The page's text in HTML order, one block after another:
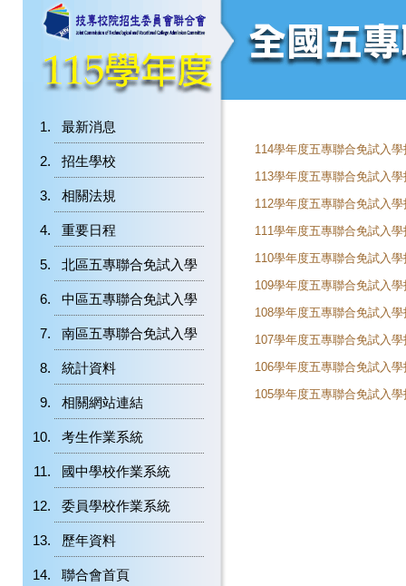
最新消息
招生學校
相關法規
重要日程
北區五專聯合免試入學
中區五專聯合免試入學
南區五專聯合免試入學
統計資料
相關網站連結
考生作業系統
國中學校作業系統
委員學校作業系統
歷年資料
聯合會首頁
114學年度五專聯合免試入
113學年度五專聯合免試入
112學年度五專聯合免試入
111學年度五專聯合免試入
110學年度五專聯合免試入
109學年度五專聯合免試入
108學年度五專聯合免試入
107學年度五專聯合免試入
106學年度五專聯合免試入
105學年度五專聯合免試入